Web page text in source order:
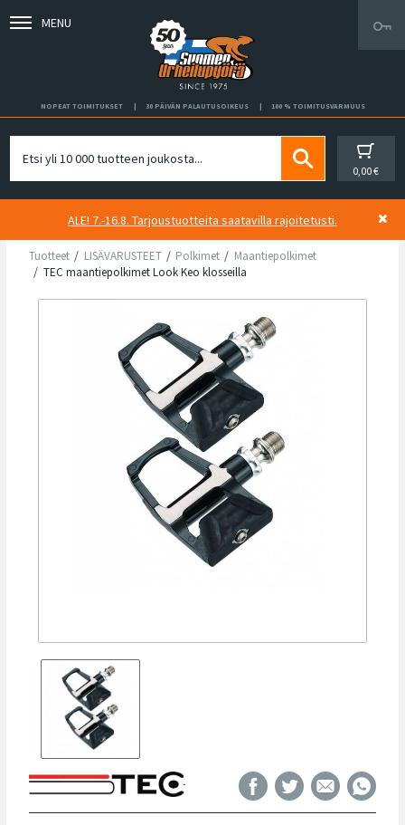
MENU
NOPEAT TOIMITUKSET 30 PÄIVÄN PALAUTUSOIKEUS 100 % TOIMITUSVARMUUS
0,00 €
ALE! 7.-16.8. Tarjoustuotteita saatavilla rajoitetusti.
Tuotteet LISÄVARUSTEET Polkimet
Maantiepolkimet
TEC maantiepolkimet Look Keo klosseilla